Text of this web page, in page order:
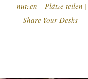
nutzen – Plätze teilen |
– Share Your Desks